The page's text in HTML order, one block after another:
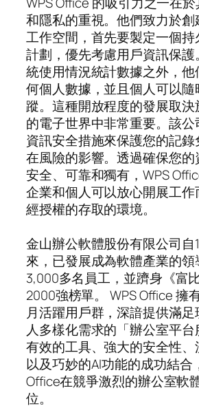
和隱私的重視。他們致力於創
工作空間，首先要製定一個
計劃，優先考慮用戶資訊保
統使用情況統計數據之外，
何個人數據，並且個人可以隨
蹤。這種開放程度的發展取
的電子世界中非常重要。該
資訊安全措施來保護您的記
在風險的影響。透過確保您
安全、可靠和獨有，WPS
企業和個人可以放心開展工作
經授權的存取的環境。
金山辦公軟體股份有限公司自
來，已發展成為軟體產業的
3,000多名員工，並躋身《富
2000強榜單。 WPS Office 擁
月活躍用戶群，深諳提供滿
人多樣化需求的「辦公室平台
有效的工具、強大的安全性、
以及巧妙的AI功能的成功結合
Office在競爭激烈的辦公室軟
位。